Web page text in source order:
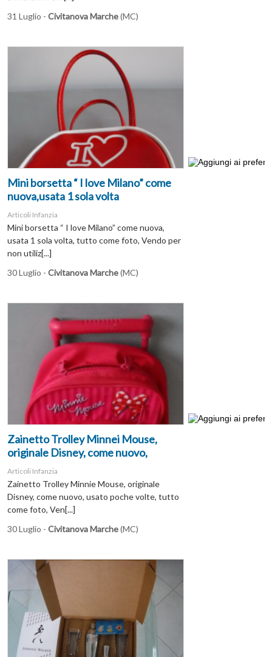
31 Luglio - Civitanova Marche(MC)
Mini borsetta “ I love Milano” come
nuova,usata 1 sola volta
Articoli Infanzia
Mini borsetta “ I love Milano” come nuova,
usata 1 sola volta, tutto come foto, Vendo per
non utiliz[...]
30 Luglio - Civitanova Marche(MC)
Zainetto Trolley Minnei Mouse,
originale Disney, come nuovo,
Articoli Infanzia
Zainetto Trolley Minnie Mouse, originale
Disney, come nuovo, usato poche volte, tutto
come foto, Ven[...]
30 Luglio - Civitanova Marche(MC)